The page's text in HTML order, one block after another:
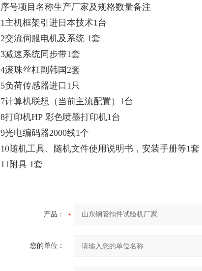
序号项目名称生产厂家及规格数量备注
1主机框架引进日本技术1台
2交流伺服电机及系统 1套
3减速系统同步带1套
4滚珠丝杠副韩国2套
5负荷传感器进口1只
7计算机联想（当前主流配置）1台
8打印机HP 彩色喷墨打印机1台
9光电编码器2000线1个
10随机工具、随机文件使用说明书，安装手册等1套
11附具 1套
产品：
您的单位：